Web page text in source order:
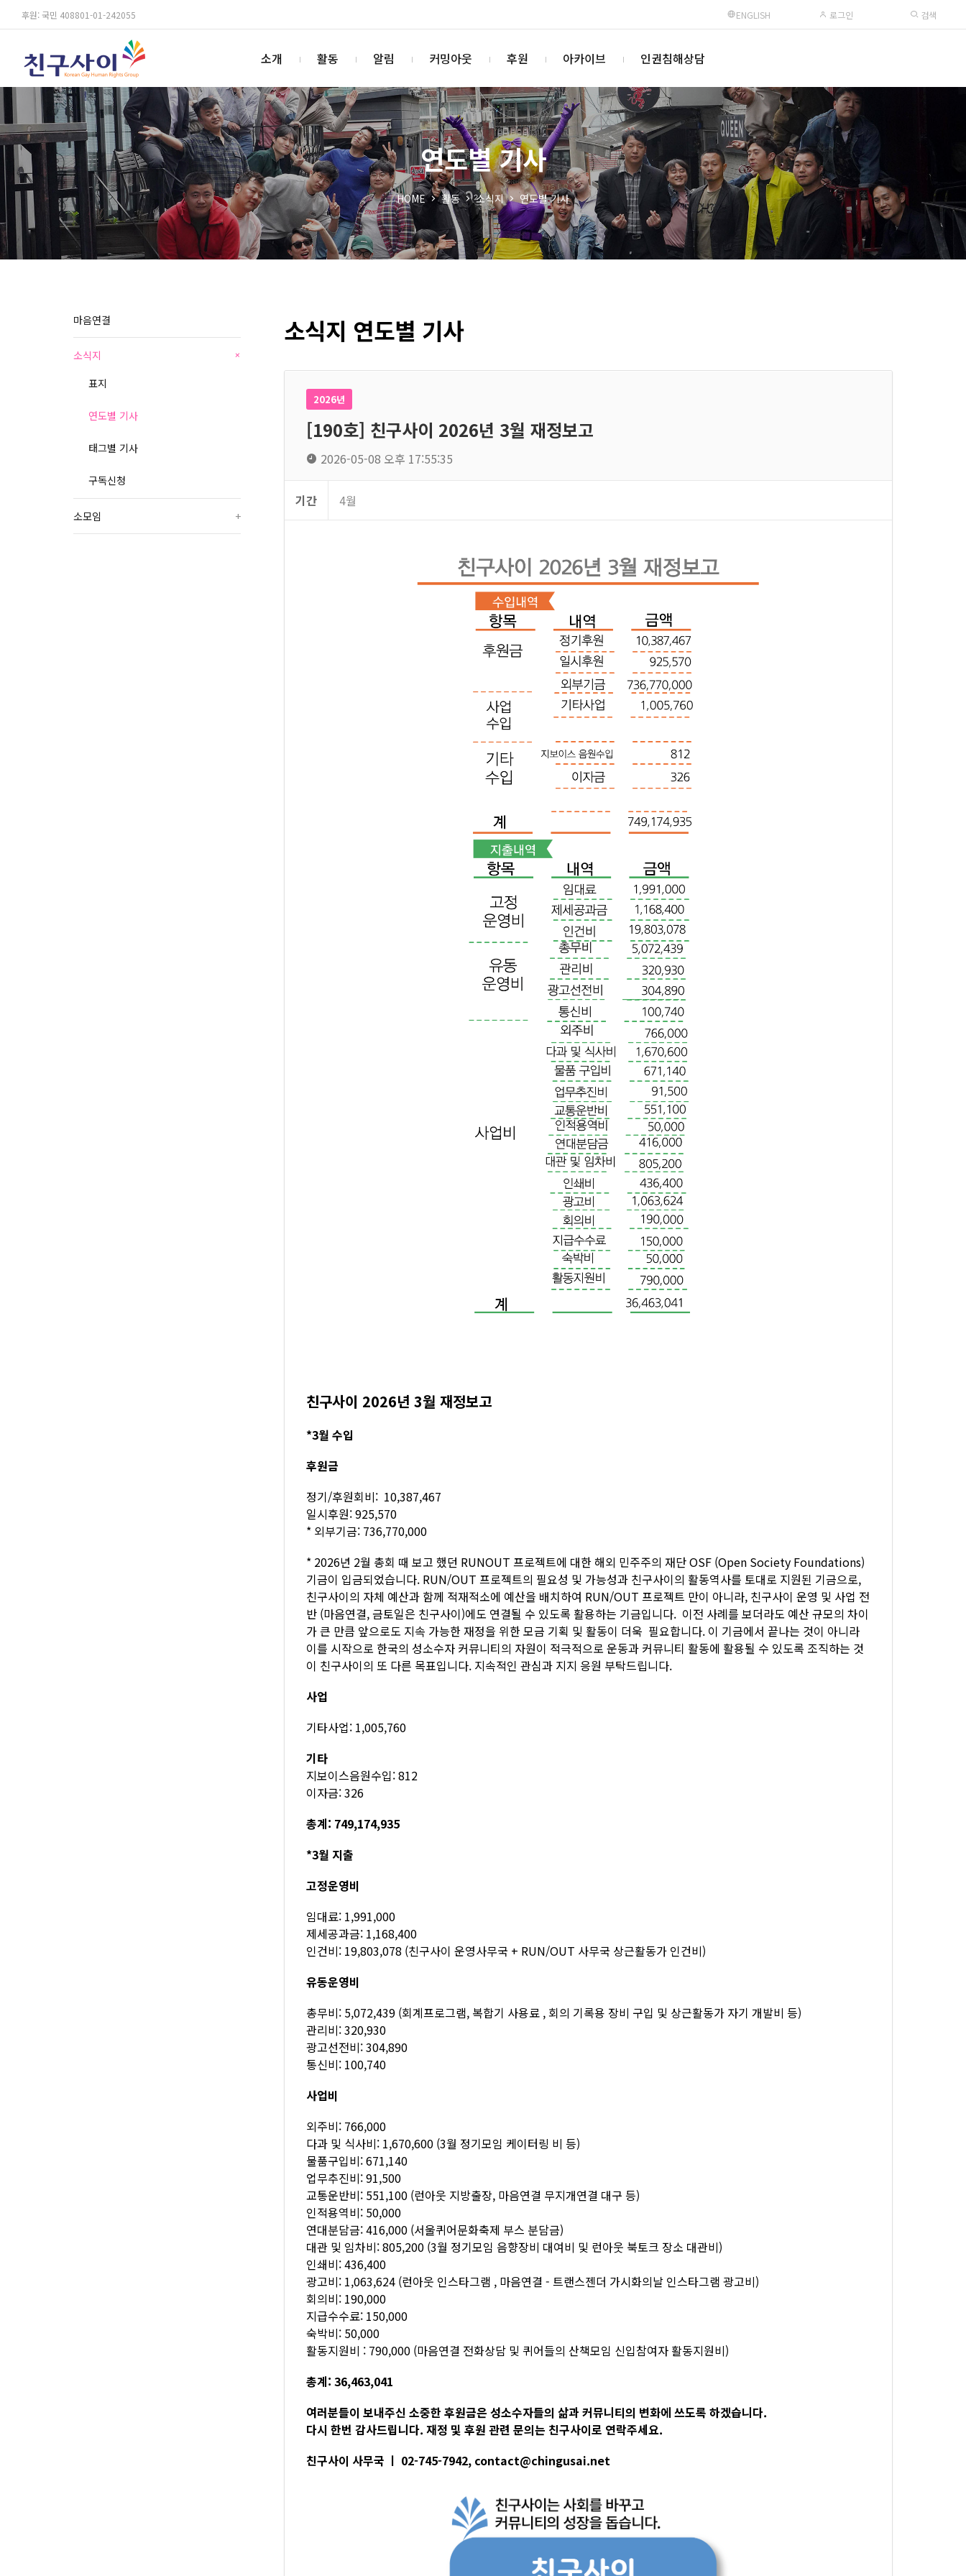
후원: 국민 408801-01-242055 ENGLISH 로그인 검색
소개 활동 알림 커밍아웃 후원 아카이브 인권침해상담
연도별 기사
HOME 활동 소식지 연도별 기사
마음연결
소식지 +
표지
연도별 기사
태그별 기사
구독신청
소모임 +
소식지 연도별 기사
2026년
[190호] 친구사이 2026년 3월 재정보고
2026-05-08 오후 17:55:35
기간 4월
친구사이 2026년 3월 재정보고
*3월 수입
후원금
정기/후원회비: 10,387,467
일시후원: 925,570
* 외부기금: 736,770,000
* 2026년 2월 총회 때 보고 했던 RUNOUT 프로젝트에 대한 해외 민주주의 재단 OSF (Open Society Foundations)
기금이 입금되었습니다. RUN/OUT 프로젝트의 필요성 및 가능성과 친구사이의 활동역사를 토대로 지원된 기금으로,
친구사이의 자체 예산과 함께 적재적소에 예산을 배치하여 RUN/OUT 프로젝트 만이 아니라, 친구사이 운영 및 사업 전
반 (마음연결, 금토일은 친구사이)에도 연결될 수 있도록 활용하는 기금입니다. 이전 사례를 보더라도 예산 규모의 차이
가 큰 만큼 앞으로도 지속 가능한 재정을 위한 모금 기획 및 활동이 더욱 필요합니다. 이 기금에서 끝나는 것이 아니라
이를 시작으로 한국의 성소수자 커뮤니티의 자원이 적극적으로 운동과 커뮤니티 활동에 활용될 수 있도록 조직하는 것
이 친구사이의 또 다른 목표입니다. 지속적인 관심과 지지 응원 부탁드립니다.
사업
기타사업: 1,005,760
기타
지보이스음원수입: 812
이자금: 326
총계: 749,174,935
*3월 지출
고정운영비
임대료: 1,991,000
제세공과금: 1,168,400
인건비: 19,803,078 (친구사이 운영사무국 + RUN/OUT 사무국 상근활동가 인건비)
유동운영비
총무비: 5,072,439 (회계프로그램, 복합기 사용료 , 회의 기록용 장비 구입 및 상근활동가 자기 개발비 등)
관리비: 320,930
광고선전비: 304,890
통신비: 100,740
사업비
외주비: 766,000
다과 및 식사비: 1,670,600 (3월 정기모임 케이터링 비 등)
물품구입비: 671,140
업무추진비: 91,500
교통운반비: 551,100 (런아웃 지방출장, 마음연결 무지개연결 대구 등)
인적용역비: 50,000
연대분담금: 416,000 (서울퀴어문화축제 부스 분담금)
대관 및 임차비: 805,200 (3월 정기모임 음향장비 대여비 및 런아웃 북토크 장소 대관비)
인쇄비: 436,400
광고비: 1,063,624 (런아웃 인스타그램 , 마음연결 - 트랜스젠더 가시화의날 인스타그램 광고비)
회의비: 190,000
지급수수료: 150,000
숙박비: 50,000
활동지원비 : 790,000 (마음연결 전화상담 및 퀴어들의 산책모임 신입참여자 활동지원비)
총계: 36,463,041
여러분들이 보내주신 소중한 후원금은 성소수자들의 삶과 커뮤니티의 변화에 쓰도록 하겠습니다.
다시 한번 감사드립니다. 재정 및 후원 관련 문의는 친구사이로 연락주세요.
친구사이 사무국 ㅣ 02-745-7942, contact@chingusai.net